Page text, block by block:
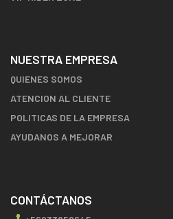
NUESTRA EMPRESA
QUIENES SOMOS
ATENCION AL CLIENTE
POLITICAS DE LA EMPRESA
AYUDANOS A MEJORAR
CONTÁCTANOS